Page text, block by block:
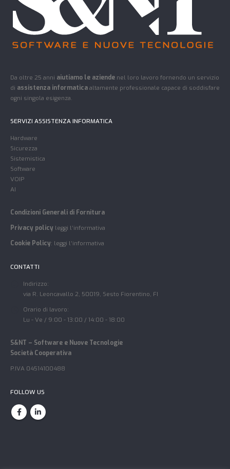
Da oltre 25 anni aiutiamo le aziende nel loro lavoro fornendo un servizio
di assistenza informaticaaltamente professionale capace di soddisfare
ogni singola esigenza.
SERVIZI ASSISTENZA INFORMATICA
Hardware
Sicurezza
Sistemistica
Software
VOIP
AI
Condizioni Generali di Fornitura
Privacy policy leggi l’informativa
Cookie Policy: leggi l’informativa
CONTATTI
Indirizzo:
via R. Leoncavallo 2, 50019, Sesto Fiorentino, FI
Orario di lavoro:
Lu - Ve / 9:00 - 13:00 / 14:00 - 18:00
S&NT – Software e Nuove Tecnologie
Società Cooperativa
P.IVA 04514100488
FOLLOW US